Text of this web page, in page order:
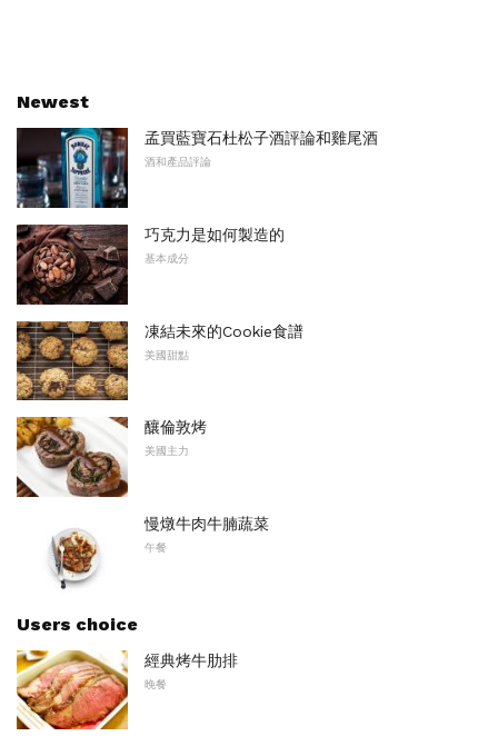
Newest
孟買藍寶石杜松子酒評論和雞尾酒
酒和產品評論
巧克力是如何製造的
基本成分
凍結未來的Cookie食譜
美國甜點
釀倫敦烤
美國主力
慢燉牛肉牛腩蔬菜
午餐
Users choice
經典烤牛肋排
晚餐